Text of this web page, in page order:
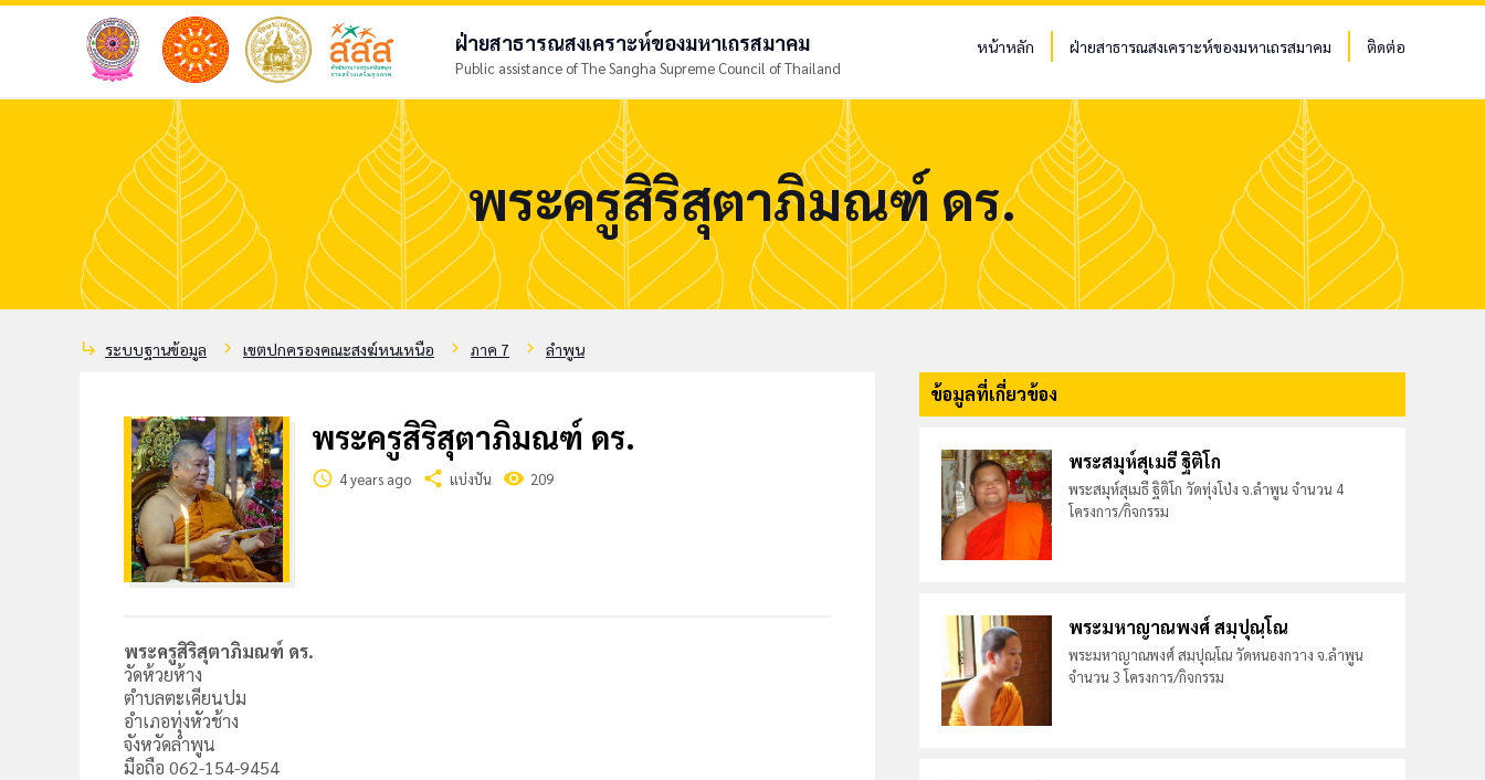
ฝ่ายสาธารณสงเคราะห์ของมหาเถรสมาคม
Public assistance of The Sangha Supreme Council of Thailand
หน้าหลัก ฝ่ายสาธารณสงเคราะห์ของมหาเถรสมาคม ติดต่อ
พระครูสิริสุตาภิมณฑ์ ดร.
subdirectory_arrow_right ระบบฐานข้อมูล chevron_right เขตปกครองคณะสงฆ์หนเหนือ chevron_right ภาค 7 chevron_right ลำพูน
พระครูสิริสุตาภิมณฑ์ ดร.
schedule 4 years ago share แบ่งปัน visibility 209
พระครูสิริสุตาภิมณฑ์ ดร.
วัดห้วยห้าง
ตำบลตะเคียนปม
อำเภอทุ่งหัวช้าง
จังหวัดลำพูน
มือถือ 062-154-9454
ข้อมูลที่เกี่ยวข้อง
พระสมุห์สุเมธี ฐิติโก
พระสมุห์สุเมธี ฐิติโก วัดทุ่งโป่ง จ.ลำพูน จำนวน 4
โครงการ/กิจกรรม
พระมหาญาณพงศ์ สมฺปุณฺโณ
พระมหาญาณพงศ์ สมฺปุณฺโณ วัดหนองกวาง จ.ลำพูน
จำนวน 3 โครงการ/กิจกรรม